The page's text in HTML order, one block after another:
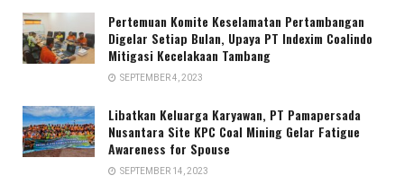
Pertemuan Komite Keselamatan Pertambangan
Digelar Setiap Bulan, Upaya PT Indexim Coalindo
Mitigasi Kecelakaan Tambang
SEPTEMBER 4, 2023
Libatkan Keluarga Karyawan, PT Pamapersada
Nusantara Site KPC Coal Mining Gelar Fatigue
Awareness for Spouse
SEPTEMBER 14, 2023